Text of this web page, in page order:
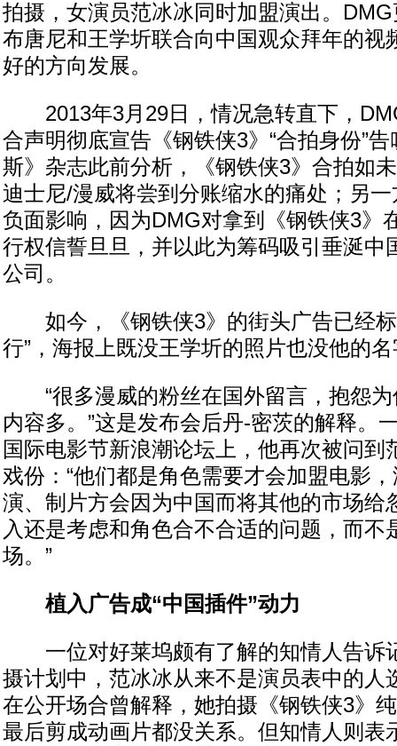
拍摄，女演员范冰冰同时加盟演出。
布唐尼和王学圻联合向中国观众拜年的视
好的方向发展。
2013年3月29日，情况急转直下，
合声明彻底宣告《钢铁侠3》“合拍身份”
斯》杂志此前分析，《钢铁侠3》合拍如
迪士尼/漫威将尝到分账缩水的痛处；另
负面影响，因为DMG对拿到《钢铁侠3》
行权信誓旦旦，并以此为筹码吸引垂涎中
公司。
如今，《钢铁侠3》的街头广告已经标
行”，海报上既没王学圻的照片也没他的
“很多漫威的粉丝在国外留言，抱怨为
内容多。”这是发布会后丹-密茨的解释。
国际电影节新浪潮论坛上，他再次被问到
戏份：“他们都是角色需要才会加盟电影
演、制片方会因为中国而将其他的市场给
入还是考虑和角色合不合适的问题，而不
场。”
植入广告成“中国插件”动力
一位对好莱坞颇有了解的知情人告诉
摄计划中，范冰冰从来不是演员表中的人
在公开场合曾解释，她拍摄《钢铁侠3》
最后剪成动画片都没关系。但知情人则表